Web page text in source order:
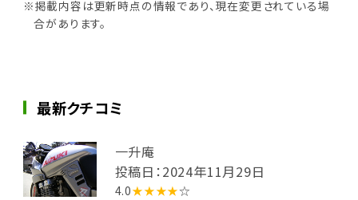
※掲載内容は更新時点の情報であり、現在変更されている場
合があります。
最新クチコミ
一升庵
投稿日：2024年11月29日
4.0★★★★☆